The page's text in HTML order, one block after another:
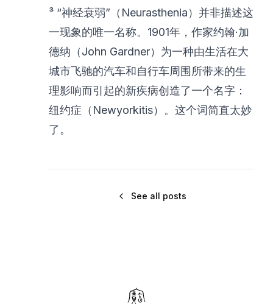
³ “神经衰弱”（Neurasthenia）并非描述这
一现象的唯一名称。1901年，作家约翰·加
德纳（John Gardner）为一种由生活在大
城市飞驰的汽车和自行车周围所带来的生
理影响而引起的新疾病创造了一个名字：
纽约症（Newyorkitis）。这个词简直太妙
了。
See all posts